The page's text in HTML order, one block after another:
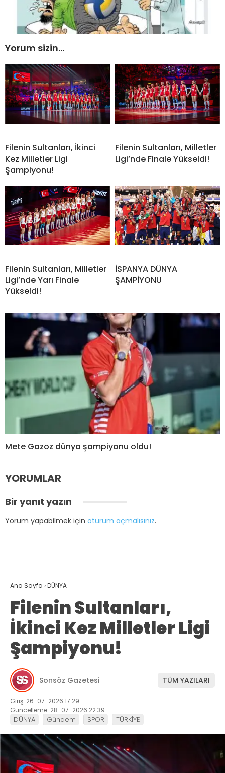
Yorum sizin…
Filenin Sultanları, İkinci
Kez Milletler Ligi
Şampiyonu!
Filenin Sultanları, Milletler
Ligi’nde Finale Yükseldi!
Filenin Sultanları, Milletler
Ligi’nde Yarı Finale
Yükseldi!
İSPANYA DÜNYA
ŞAMPİYONU
Mete Gazoz dünya şampiyonu oldu!
YORUMLAR
Bir yanıt yazın
Yorum yapabilmek için oturum açmalısınız.
Ana Sayfa ›DÜNYA
Filenin Sultanları,
İkinci Kez Milletler Ligi
Şampiyonu!
Sonsöz Gazetesi TÜM YAZILARI
Giriş: 26-07-2026 17:29
Güncelleme: 28-07-2026 22:39
DÜNYA Gündem SPOR TÜRKİYE